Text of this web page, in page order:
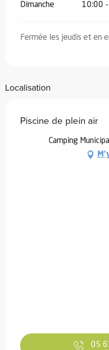
Dimanche 10:00
Fermée les jeudis et en
Localisation
Piscine de plein air
Camping
05